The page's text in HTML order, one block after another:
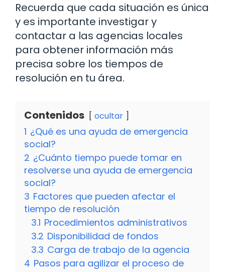
Recuerda que cada situación es única
y es importante investigar y
contactar a las agencias locales
para obtener información más
precisa sobre los tiempos de
resolución en tu área.
Contenidos ocultar
1 ¿Qué es una ayuda de emergencia
social?
2 ¿Cuánto tiempo puede tomar en
resolverse una ayuda de emergencia
social?
3 Factores que pueden afectar el
tiempo de resolución
3.1 Procedimientos administrativos
3.2 Disponibilidad de fondos
3.3 Carga de trabajo de la agencia
4 Pasos para agilizar el proceso de